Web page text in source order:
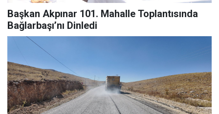
Başkan Akpınar 101. Mahalle Toplantısında
Bağlarbaşı’nı Dinledi